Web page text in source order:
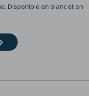
Disponible en blanc et en